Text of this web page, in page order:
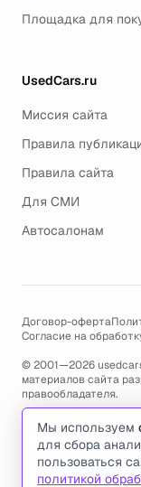
Площадка для
UsedCars.ru
Миссия сайта
Правила
Правила сайта
Для СМИ
Автосалонам
Договор-оферта
Согласие на
© 2001—2026
материалов сайта
правообладателя.
Пользуясь сайтом, вы
политикой
По всем вопросам
и проблемами
support@usedcars.ru
Мы используем
для сбора
пользоваться
политикой